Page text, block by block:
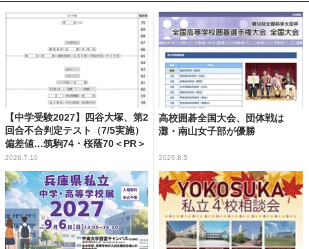
【中学受験2027】四谷大塚、第2
回合不合判定テスト（7/5実施）
偏差値…筑駒74・桜蔭70＜PR＞
2026.7.10
高校囲碁全国大会、団体戦は
灘・南山女子部が優勝
2026.8.5